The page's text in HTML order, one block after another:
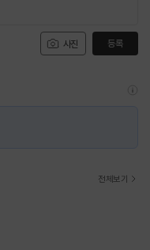
사진 등록
전체보기